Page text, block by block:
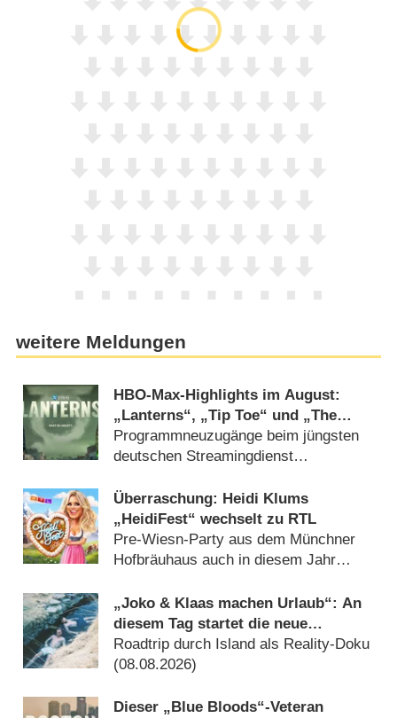
weitere Meldungen
HBO-Max-Highlights im August:
„Lanterns“, „Tip Toe“ und „The
Housemaid“
Programmneuzugänge beim jüngsten
deutschen Streamingdienst
Überraschung: Heidi Klums
„HeidiFest“ wechselt zu RTL
Pre-Wiesn-Party aus dem Münchner
Hofbräuhaus auch in diesem Jahr
„Joko & Klaas machen Urlaub“: An
diesem Tag startet die neue
Sendung des Entertainer-Duos
Roadtrip durch Island als Reality-Doku
(08.08.2026)
Dieser „Blue Bloods“-Veteran